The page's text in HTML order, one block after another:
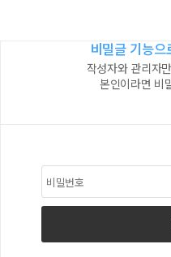
비밀글 기능
작성자와 관리자
본인이라면 비